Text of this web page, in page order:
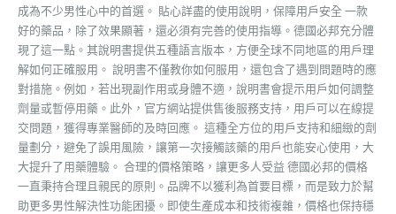
成為不少男性心中的首選。 貼心詳盡的使用說明，保障用戶安全 一款
好的藥品，除了效果顯著，還必須有完善的使用指導。德國必邦充分體
現了這一點。其說明書提供五種語言版本，方便全球不同地區的用戶理
解如何正確服用。 說明書不僅教你如何服用，還包含了遇到問題時的應
對措施。例如，若出現副作用或身體不適，說明書會提示用戶如何調整
劑量或暫停用藥。此外，官方網站提供售後服務支持，用戶可以在線提
交問題，獲得專業醫師的及時回應。 這種全方位的用戶支持和細緻的劑
量劃分，避免了誤用風險，讓第一次接觸該藥的用戶也能安心使用，大
大提升了用藥體驗。 合理的價格策略，讓更多人受益 德國必邦的價格
一直秉持合理且親民的原則。品牌不以獲利為首要目標，而是致力於幫
助更多男性解決性功能困擾。即使生產成本和技術複雜，價格也保持穩